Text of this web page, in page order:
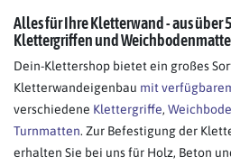
Alles für Ihre Kletterwand - aus über
Klettergriffen und
Dein-Klettershop bietet ein großes
Kletterwandeigenbau mit
verschiedene Klettergriffe,
Turnmatten. Zur Befestigung der
erhalten Sie bei uns für Holz, Beton